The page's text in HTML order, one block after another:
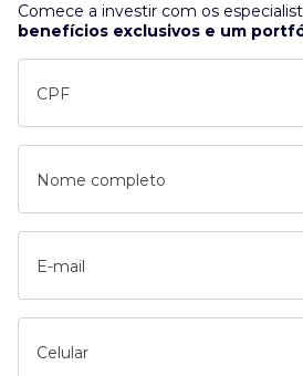
Comece a investir com os
benefícios exclusivos e um
CPF
Nome completo
E-mail
Celular